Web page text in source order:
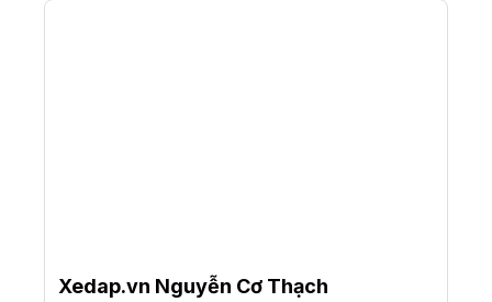
Xedap.vn Nguyễn Cơ Thạch